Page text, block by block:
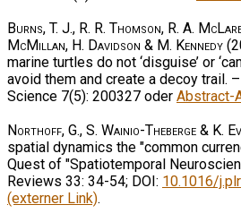
Burns, T. J., R. R. Thomson, R. A.
McMillan, H. Davidson & M. Kennedy
marine turtles do not ‘disguise’ or
avoid them and create a decoy trail.
Science 7(5): 200327 oder Abstract-
Northoff, G., S. Wainio-Theberge & K.
spatial dynamics the "common
Quest of "Spatiotemporal
Reviews 33: 34-54; DOI: 10.1016/
(externer Link).